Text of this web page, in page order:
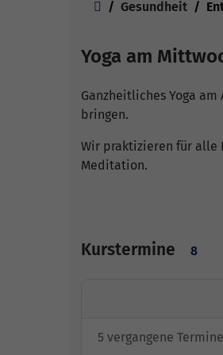
Gesundheit
Yoga am
Ganzheitliches Yoga
bringen.
Wir praktizieren für alle
Meditation.
Kurstermine 8
5 vergangene Termine